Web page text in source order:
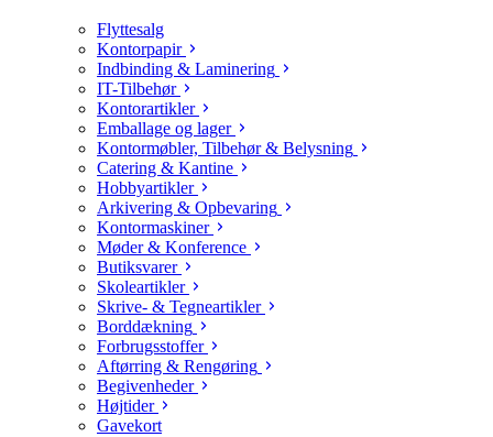
Flyttesalg
Kontorpapir
Indbinding & Laminering
IT-Tilbehør
Kontorartikler
Emballage og lager
Kontormøbler, Tilbehør & Belysning
Catering & Kantine
Hobbyartikler
Arkivering & Opbevaring
Kontormaskiner
Møder & Konference
Butiksvarer
Skoleartikler
Skrive- & Tegneartikler
Borddækning
Forbrugsstoffer
Aftørring & Rengøring
Begivenheder
Højtider
Gavekort